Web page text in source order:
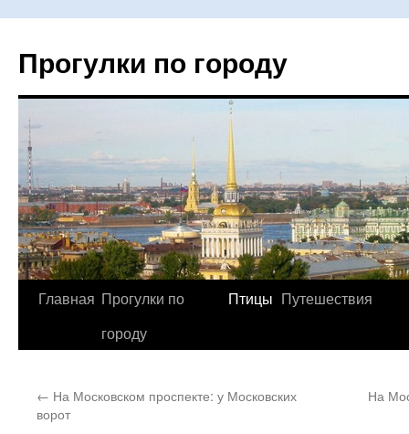
Прогулки по городу
Перейти
Главная Прогулки по
городу
Птицы Путешествия
← На Московском проспекте: у Московских
ворот
На